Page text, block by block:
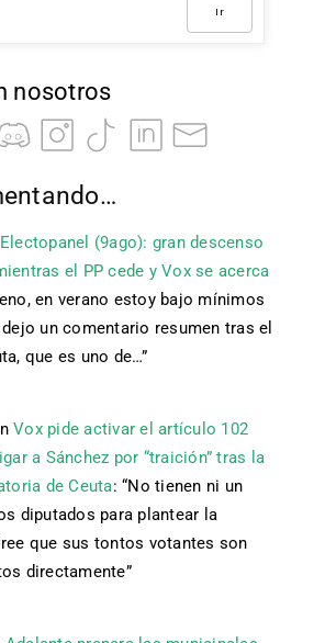
Ir
nosotros
Electopanel (9ago): gran descenso
el PP cede y Vox se acerca
en verano estoy bajo mínimos
un comentario resumen tras el
que es uno de…”
Vox pide activar el artículo 102
a Sánchez por “traición” tras la
de Ceuta: “No tienen ni un
diputados para plantear la
que sus tontos votantes son
directamente”